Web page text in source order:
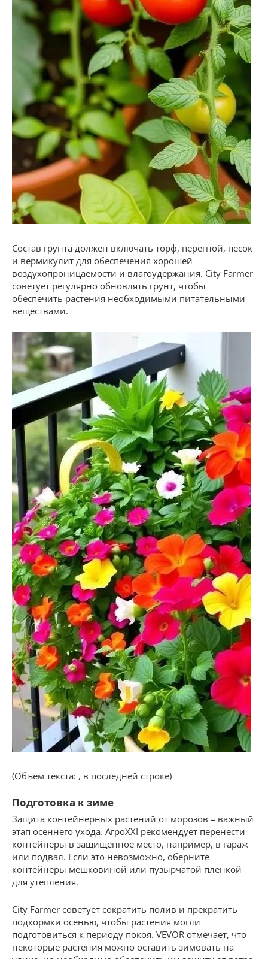
Состав грунта должен включать торф, перегной, песок
и вермикулит для обеспечения хорошей
воздухопроницаемости и влагоудержания. City Farmer
советует регулярно обновлять грунт, чтобы
обеспечить растения необходимыми питательными
веществами.
(Объем текста: , в последней строке)
Подготовка к зиме
Защита контейнерных растений от морозов – важный
этап осеннего ухода. АгроXXI рекомендует перенести
контейнеры в защищенное место, например, в гараж
или подвал. Если это невозможно, оберните
контейнеры мешковиной или пузырчатой пленкой
для утепления.
City Farmer советует сократить полив и прекратить
подкормки осенью, чтобы растения могли
подготовиться к периоду покоя. VEVOR отмечает, что
некоторые растения можно оставить зимовать на